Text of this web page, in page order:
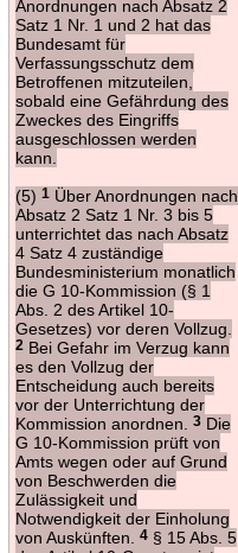
Anordnungen nach Absatz 2
Satz 1 Nr. 1 und 2 hat das
Bundesamt für
Verfassungsschutz dem
Betroffenen mitzuteilen,
sobald eine Gefährdung des
Zweckes des Eingriffs
ausgeschlossen werden
kann.
(5) 1Über Anordnungen nach
Absatz 2 Satz 1 Nr. 3 bis 5
unterrichtet das nach Absatz
4 Satz 4 zuständige
Bundesministerium monatlich
die G 10-Kommission (§ 1
Abs. 2 des Artikel 10-
Gesetzes) vor deren Vollzug.
2Bei Gefahr im Verzug kann
es den Vollzug der
Entscheidung auch bereits
vor der Unterrichtung der
Kommission anordnen.
3Die
G 10-Kommission prüft von
Amts wegen oder auf Grund
von Beschwerden die
Zulässigkeit und
Notwendigkeit der Einholung
von Auskünften.
4§ 15 Abs. 5